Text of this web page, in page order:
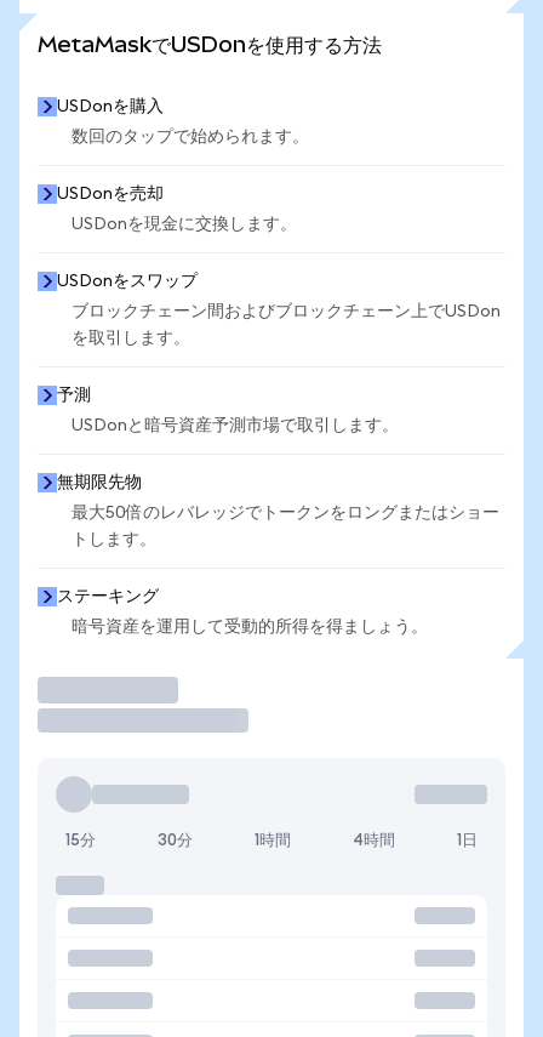
MetaMaskでUSDonを使用する方法
USDonを購入
数回のタップで始められます。
USDonを売却
USDonを現金に交換します。
USDonをスワップ
ブロックチェーン間およびブロックチェーン上でUSDon
を取引します。
予測
USDonと暗号資産予測市場で取引します。
無期限先物
最大50倍のレバレッジでトークンをロングまたはショー
トします。
ステーキング
暗号資産を運用して受動的所得を得ましょう。
15分 30分 1時間 4時間 1日